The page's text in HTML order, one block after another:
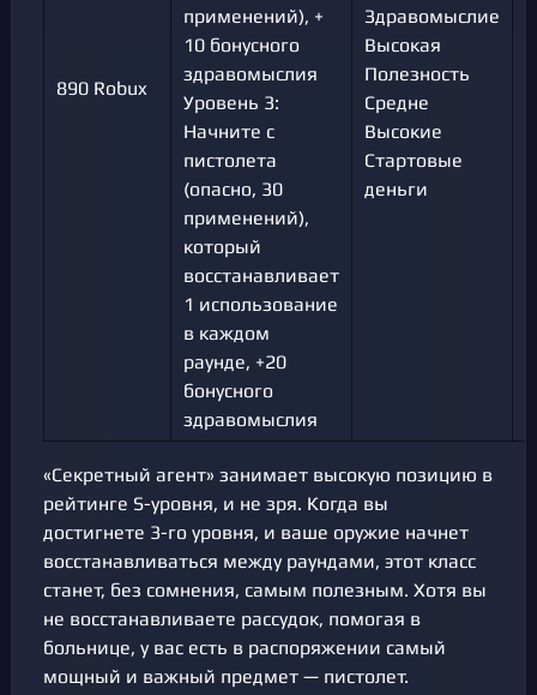
890 Robux
применений), +
10 бонусного
здравомыслия
Уровень 3:
Начните с
пистолета
(опасно, 30
применений),
который
восстанавливает
1 использование
в каждом
раунде, +20
бонусного
здравомыслия
Здравомыслие
Высокая
Полезность
Средне
Высокие
Стартовые
деньги
«Секретный агент» занимает высокую позицию в
рейтинге S-уровня, и не зря. Когда вы
достигнете 3-го уровня, и ваше оружие начнет
восстанавливаться между раундами, этот класс
станет, без сомнения, самым полезным. Хотя вы
не восстанавливаете рассудок, помогая в
больнице, у вас есть в распоряжении самый
мощный и важный предмет — пистолет.